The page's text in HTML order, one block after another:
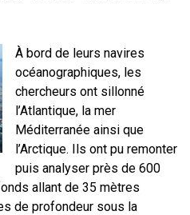
À bord de leurs navires
océanographiques, les
chercheurs ont sillonné
l’Atlantique, la mer
Méditerranée ainsi que
l’Arctique. Ils ont pu remonter
puis analyser près de 600
allant de 35 mètres
de profondeur sous la